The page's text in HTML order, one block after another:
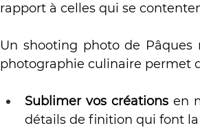
rapport à celles qui se
Un shooting photo de
photographie culinaire permet
Sublimer vos créations en
détails de finition qui font